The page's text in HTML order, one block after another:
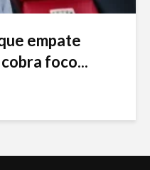
empate
foco...